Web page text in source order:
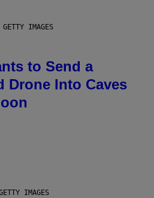
IMAGES
to Send a
Drone Into Caves
IMAGES